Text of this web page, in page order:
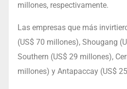
millones, respectivamente.
Las empresas que más
(US$ 70 millones), Shougang
Southern (US$ 29 millones),
millones) y Antapaccay (US$